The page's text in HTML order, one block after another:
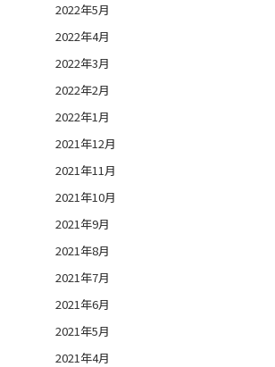
2022年5月
2022年4月
2022年3月
2022年2月
2022年1月
2021年12月
2021年11月
2021年10月
2021年9月
2021年8月
2021年7月
2021年6月
2021年5月
2021年4月